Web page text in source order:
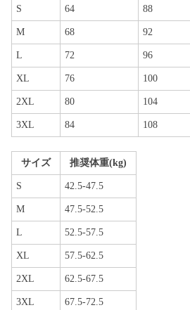
S 64 88
M 68 92
L 72 96
XL 76 100
2XL 80 104
3XL 84 108
サイズ 推奨体重(kg)
S 42.5-47.5
M 47.5-52.5
L 52.5-57.5
XL 57.5-62.5
2XL 62.5-67.5
3XL 67.5-72.5